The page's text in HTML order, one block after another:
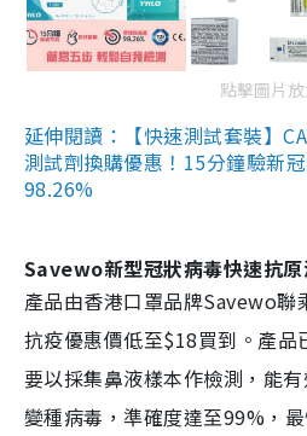
點擊圖片
延伸閱讀：【快速測試套裝】
測試劑換購優惠！15分鐘驗新
98.26%
Savewo新型冠狀病毒快速抗原
產品由香港口罩品牌Savewo聯
抗疫優惠價低至$18買到。產品
要以採集鼻液樣本作檢測，能
變種病毒，準確度達至99%，